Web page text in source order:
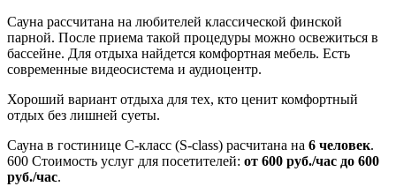
Сауна рассчитана на любителей классической финской
парной. После приема такой процедуры можно освежиться в
бассейне. Для отдыха найдется комфортная мебель. Есть
современные видеосистема и аудиоцентр.
Хороший вариант отдыха для тех, кто ценит комфортный
отдых без лишней суеты.
Сауна в гостинице С-класс (S-class) расчитана на 6 человек.
600 Стоимость услуг для посетителей: от 600 руб./час до 600
руб./час.